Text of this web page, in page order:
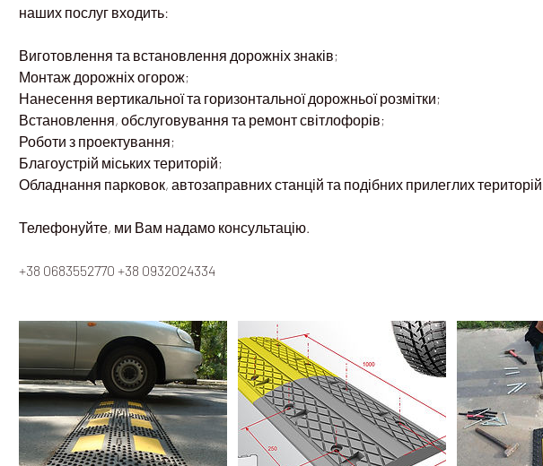
наших послуг входить:
Виготовлення та встановлення дорожніх знаків;
Монтаж дорожніх огорож;
Нанесення вертикальної та горизонтальної дорожньої розмітки;
Встановлення, обслуговування та ремонт світлофорів;
Роботи з проектування;
Благоустрій міських територій;
Обладнання парковок, автозаправних станцій та подібних прилеглих
Телефонуйте, ми Вам надамо консультацію.
+38 0683552770 +38 0932024334